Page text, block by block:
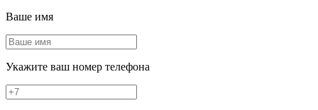
Ваше имя
Укажите ваш номер телефона